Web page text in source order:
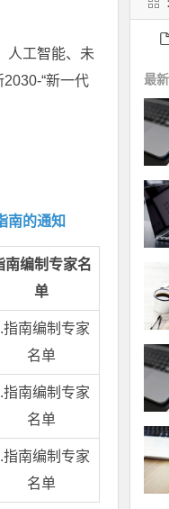
人工智能、未
“新一代
南的通知
南编制专家名
单
指南编制专家
名单
指南编制专家
名单
指南编制专家
名单
最